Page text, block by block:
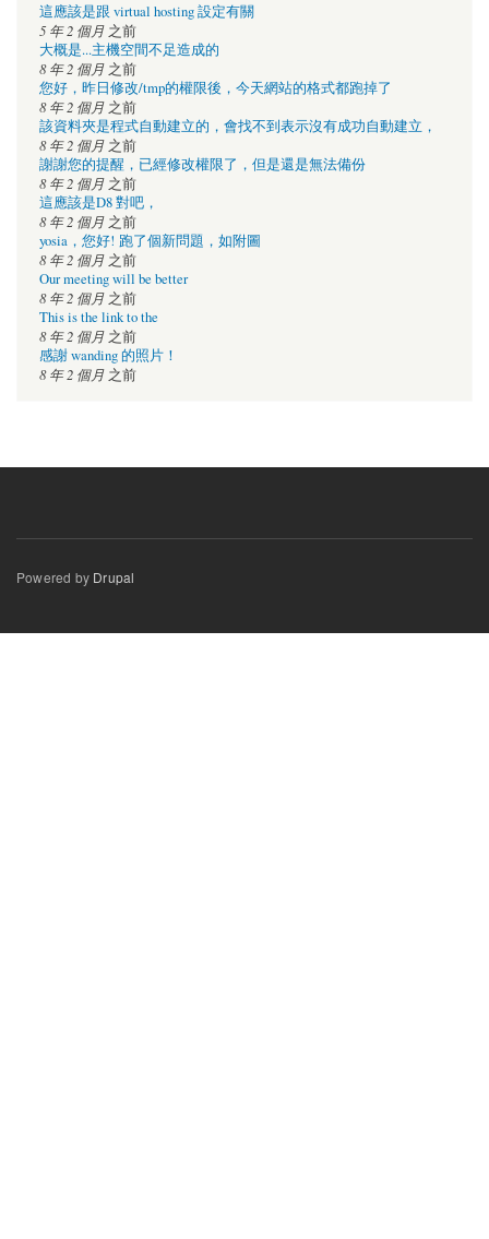
這應該是跟 virtual hosting 設定有關
5 年 2 個月 之前
大概是...主機空間不足造成的
8 年 2 個月 之前
您好，昨日修改/tmp的權限後，今天網站的格式都跑掉了
8 年 2 個月 之前
該資料夾是程式自動建立的，會找不到表示沒有成功自動建立，
8 年 2 個月 之前
謝謝您的提醒，已經修改權限了，但是還是無法備份
8 年 2 個月 之前
這應該是D8 對吧，
8 年 2 個月 之前
yosia，您好! 跑了個新問題，如附圖
8 年 2 個月 之前
Our meeting will be better
8 年 2 個月 之前
This is the link to the
8 年 2 個月 之前
感謝 wanding 的照片！
8 年 2 個月 之前
Powered by Drupal